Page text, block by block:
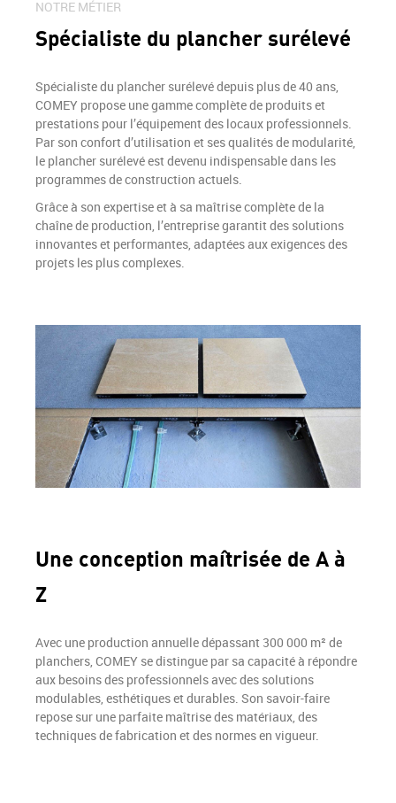
Finition
NOTRE FORCE
L’ALUMINIUM
ACTUALITÉS
RECRUTEMENT
PRODUCTION
NOTRE MÉTIER
Spécialiste du plancher surélevé
Spécialiste du plancher surélevé depuis plus de 40 ans,
COMEY propose une gamme complète de produits et
prestations pour l’équipement des locaux professionnels.
Par son confort d’utilisation et ses qualités de modularité,
le plancher surélevé est devenu indispensable dans les
programmes de construction actuels.
Grâce à son expertise et à sa maîtrise complète de la
chaîne de production, l’entreprise garantit des solutions
innovantes et performantes, adaptées aux exigences des
projets les plus complexes.
Une conception maîtrisée de A à
Z
Avec une production annuelle dépassant 300 000 m² de
planchers, COMEY se distingue par sa capacité à répondre
aux besoins des professionnels avec des solutions
modulables, esthétiques et durables. Son savoir-faire
repose sur une parfaite maîtrise des matériaux, des
techniques de fabrication et des normes en vigueur.